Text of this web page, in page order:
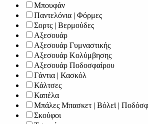
Μπουφάν
Παντελόνια | Φόρμες
Σορτς | Βερμούδες
Αξεσουάρ
Αξεσουάρ Γυμναστικής
Αξεσουάρ Κολύμβησης
Αξεσουάρ Ποδοσφαίρου
Γάντια | Κασκόλ
Κάλτσες
Καπέλα
Μπάλες Μπασκετ | Βόλεϊ |
Σκούφοι